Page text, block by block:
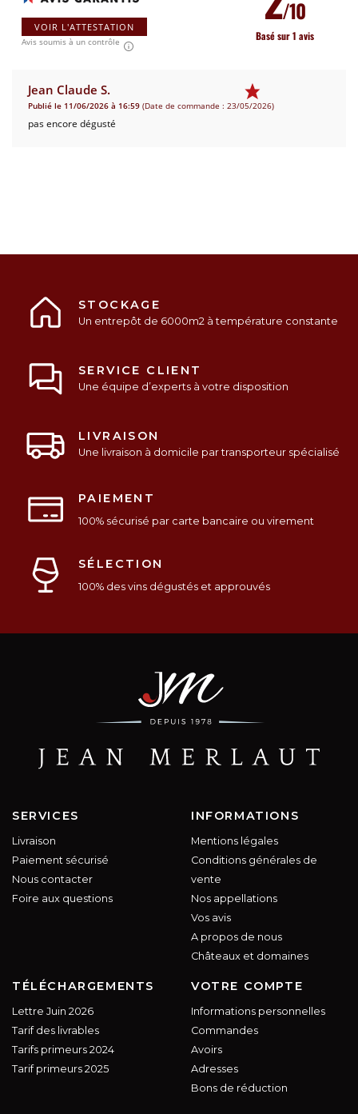
VOIR L'ATTESTATION
Avis soumis à un contrôle
/10
Basé sur 1 avis
Jean Claude S.
Publié le 11/06/2026 à 16:59 (Date de commande : 23/05/2026)
pas encore dégusté
STOCKAGE
Un entrepôt de 6000m2 à température constante
SERVICE CLIENT
Une équipe d’experts à votre disposition
LIVRAISON
Une livraison à domicile par transporteur spécialisé
PAIEMENT
100% sécurisé par carte bancaire ou virement
SÉLECTION
100% des vins dégustés et approuvés
SERVICES
Livraison
Paiement sécurisé
Nous contacter
Foire aux questions
INFORMATIONS
Mentions légales
Conditions générales de
vente
Nos appellations
Vos avis
A propos de nous
Châteaux et domaines
TÉLÉCHARGEMENTS
Lettre Juin 2026
Tarif des livrables
Tarifs primeurs 2024
Tarif primeurs 2025
VOTRE COMPTE
Informations personnelles
Commandes
Avoirs
Adresses
Bons de réduction